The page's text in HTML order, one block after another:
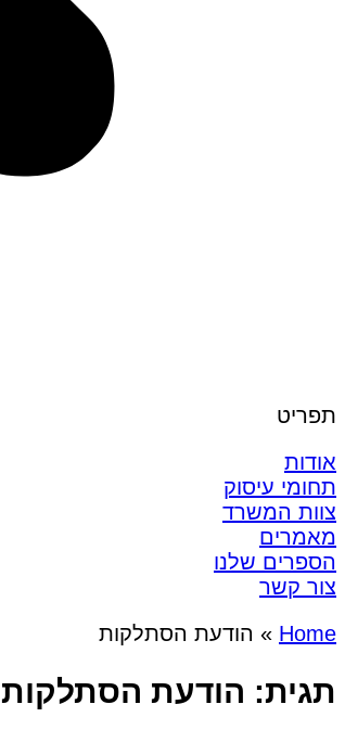
תפריט
אודות
תחומי עיסוק
צוות המשרד
מאמרים
הספרים שלנו
צור קשר
Home
» הודעת הסתלקות
תגית: הודעת הסתלקות